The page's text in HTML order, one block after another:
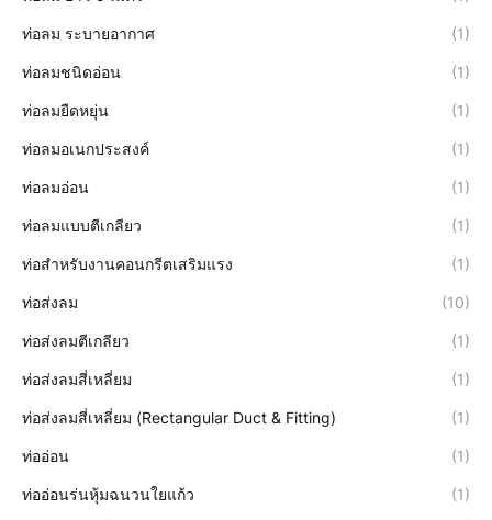
ท่อลม ระบายอากาศ (1)
ท่อลมชนิดอ่อน (1)
ท่อลมยืดหยุ่น (1)
ท่อลมอเนกประสงค์ (1)
ท่อลมอ่อน (1)
ท่อลมแบบตีเกลียว (1)
ท่อสำหรับงานคอนกรีตเสริมแรง (1)
ท่อส่งลม (10)
ท่อส่งลมตีเกลียว (1)
ท่อส่งลมสี่เหลี่ยม (1)
ท่อส่งลมสี่เหลี่ยม (Rectangular Duct & Fitting) (1)
ท่ออ่อน (1)
ท่ออ่อนร่นหุ้มฉนวนใยแก้ว (1)